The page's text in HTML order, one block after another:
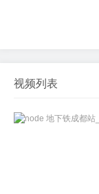
视频列表